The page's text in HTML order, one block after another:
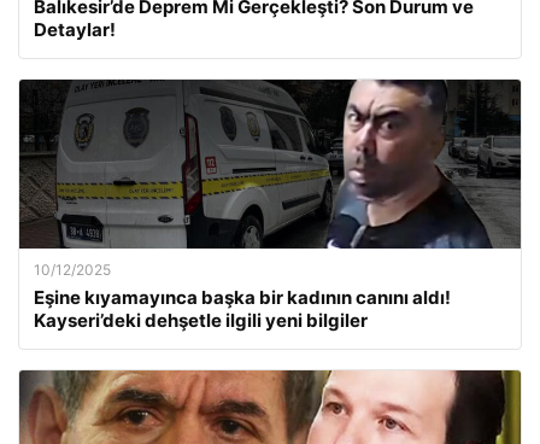
Balıkesir’de Deprem Mi Gerçekleşti? Son Durum ve
Detaylar!
10/12/2025
Eşine kıyamayınca başka bir kadının canını aldı!
Kayseri’deki dehşetle ilgili yeni bilgiler